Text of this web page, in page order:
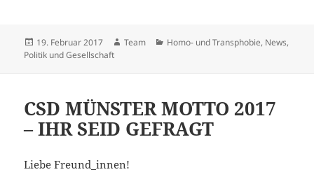
Veröffentlicht
am
19. Februar 2017 Autor
Team Kategorien
Homo- und Transphobie, News,
Politik und Gesellschaft
CSD MÜNSTER MOTTO 2017
– IHR SEID GEFRAGT
Liebe Freund_innen!